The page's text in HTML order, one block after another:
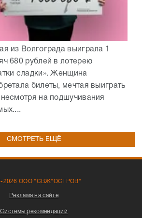
из Волгограда выиграла 1
680 рублей в лотерею
сладки». Женщина
билеты, мечтая выиграть
на подшучивания
СМОТРЕТЬ ЕЩЁ
2026 ООО "СВЖ"ОСТРОВ"
Реклама на сайте
Системы рекомендаций